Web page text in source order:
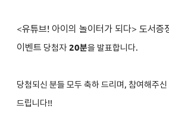
<유튜브! 아이의 놀이터가 되다> 도서증
이벤트 당첨자 20분을 발표합니다.
당첨되신 분들 모두 축하 드리며, 참여해주
드립니다!!